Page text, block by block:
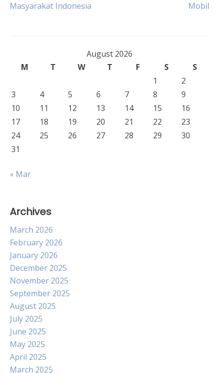
navigation
Masyarakat Indonesia
Mobil
August 2026
M
T W T F S
S
1
2
3
4 5 6 7 8
9
10
11 12 13 14 15
16
17
18 19 20 21 22
23
24
25 26 27 28 29
30
31
« Mar
Archives
March 2026
February 2026
January 2026
December 2025
November 2025
September 2025
August 2025
July 2025
June 2025
May 2025
April 2025
March 2025